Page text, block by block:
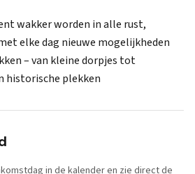
wakker worden in alle rust,
elke dag nieuwe mogelijkheden
– van kleine dorpjes tot
historische plekken
in de kalender en zie direct de